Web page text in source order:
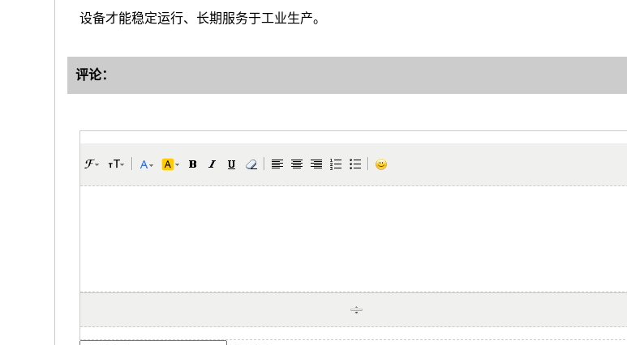
设备才能稳定运行、长期服务于工业生产。
评论：